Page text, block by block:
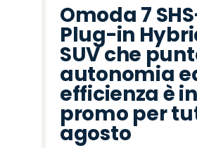
Omoda 7
Plug-in
SUV che
autonomia
efficienza è in
promo per
agosto